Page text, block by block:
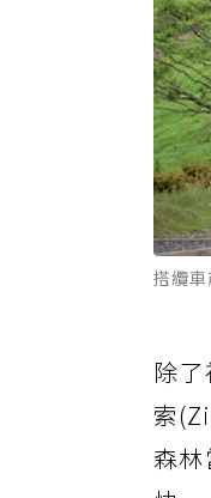
搭纜車
除
索
森